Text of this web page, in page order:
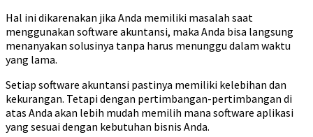
Hal ini dikarenakan jika Anda memiliki masalah saat
menggunakan software akuntansi, maka Anda bisa langsung
menanyakan solusinya tanpa harus menunggu dalam waktu
yang lama.
Setiap software akuntansi pastinya memiliki kelebihan dan
kekurangan. Tetapi dengan pertimbangan-pertimbangan di
atas Anda akan lebih mudah memilih mana software aplikasi
yang sesuai dengan kebutuhan bisnis Anda.